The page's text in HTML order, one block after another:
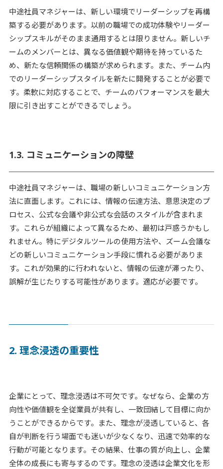
中途社員マネジャーは、新しい環境でリーダーシップを再構
築する必要があります。以前の職場での成功体験やリーダー
シップスキルがそのまま通用するとは限りません。新しいチ
ームのメンバーとは、異なる価値観や期待を持っているた
め、新たな信頼関係の構築が求められます。また、チーム内
でのリーダーシップスタイルを新たに開発することが必要で
す。柔軟に対応することで、チームのパフォーマンスを最大
限に引き出すことができるでしょう。
1.3. コミュニケーションの障壁
中途社員マネジャーは、職場の新しいコミュニケーション方
法に直面します。これには、情報の伝達方法、意思決定のプ
ロセス、公式な会議や非公式な会話のスタイルが含まれま
す。これらが組織によって異なるため、最初は戸惑うかもし
れません。特にデジタルツールの使用方法や、ズーム会議な
どの新しいコミュニケーション手段に慣れる必要がありま
す。これが効果的に行われないと、情報の伝達が滞ったり、
誤解が生じたりする可能性があります。適応が必要です。
2. 理念浸透の重要性
企業にとって、理念浸透は不可欠です。なぜなら、企業の方
向性や価値観を全従業員が共有し、一致団結して目標に向か
うことができるからです。また、理念が浸透していると、各
自が判断を行う場面でも迷いが少なくなり、迅速で効率的な
行動が可能となります。その結果、仕事の質が向上し、企業
全体の成長にも寄与するのです。理念の浸透は企業文化を形